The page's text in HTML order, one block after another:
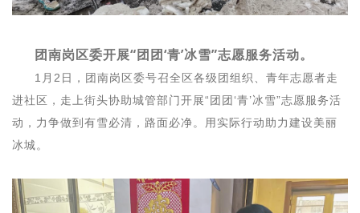
团南岗区委开展“团团‘青’冰雪”志愿服务活动。
1月2日，团南岗区委号召全区各级团组织、青年志愿者走
进社区，走上街头协助城管部门开展“团团‘青’冰雪”志愿服务活
动，力争做到有雪必清，路面必净。用实际行动助力建设美丽
冰城。